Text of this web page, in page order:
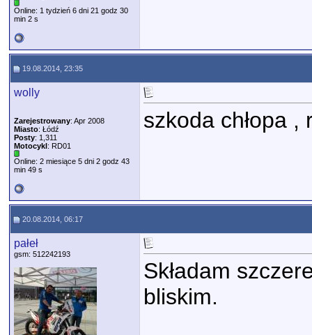
Online: 1 tydzień 6 dni 21 godz 30
min 2 s
19.08.2014, 23:35
wolly
Zarejestrowany: Apr 2008
Miasto: Łódź
Posty: 1,311
Motocykl: RD01
Online: 2 miesiące 5 dni 2 godz 43
min 49 s
szkoda chłopa ,
20.08.2014, 06:17
pałeł
gsm: 512242193
Składam
bliskim.